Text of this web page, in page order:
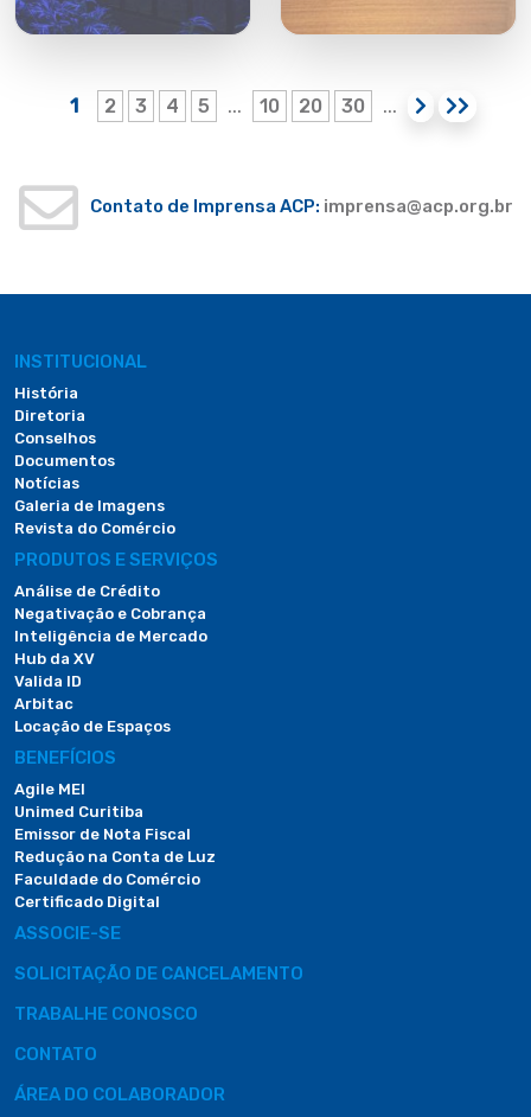
1 2 3 4 5 ... 10 20 30 ...
Contato de Imprensa ACP: imprensa@acp.org.br
INSTITUCIONAL
História
Diretoria
Conselhos
Documentos
Notícias
Galeria de Imagens
Revista do Comércio
PRODUTOS E SERVIÇOS
Análise de Crédito
Negativação e Cobrança
Inteligência de Mercado
Hub da XV
Valida ID
Arbitac
Locação de Espaços
BENEFÍCIOS
Agile MEI
Unimed Curitiba
Emissor de Nota Fiscal
Redução na Conta de Luz
Faculdade do Comércio
Certificado Digital
ASSOCIE-SE
SOLICITAÇÃO DE CANCELAMENTO
TRABALHE CONOSCO
CONTATO
ÁREA DO COLABORADOR